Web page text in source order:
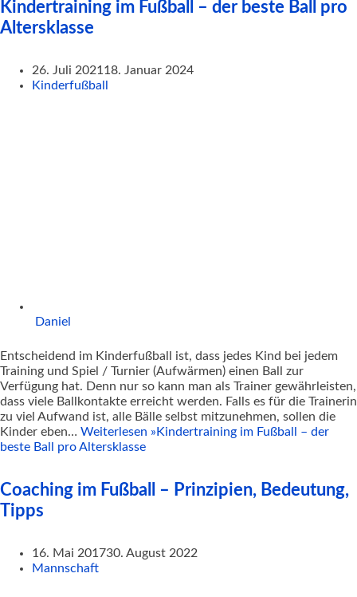
Kindertraining im Fußball – der beste Ball pro
Altersklasse
26. Juli 2021 18. Januar 2024
Kinderfußball
Daniel
Entscheidend im Kinderfußball ist, dass jedes Kind bei jedem
Training und Spiel / Turnier (Aufwärmen) einen Ball zur
Verfügung hat. Denn nur so kann man als Trainer gewährleisten,
dass viele Ballkontakte erreicht werden. Falls es für die Trainerin
zu viel Aufwand ist, alle Bälle selbst mitzunehmen, sollen die
Kinder eben… Weiterlesen » Kindertraining im Fußball – der
beste Ball pro Altersklasse
Coaching im Fußball – Prinzipien, Bedeutung,
Tipps
16. Mai 201730. August 2022
Mannschaft